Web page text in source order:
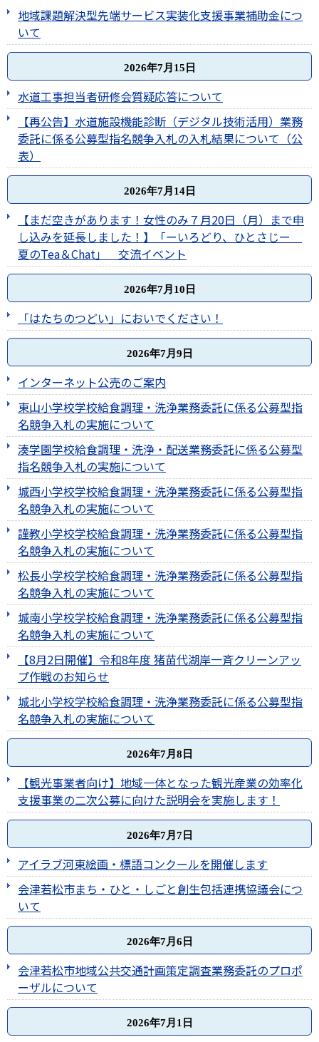
地域課題解決型先端サービス実装化支援事業補助金につ
いて
2026年7月15日
水道工事担当者研修会質疑応答について
【再公告】水道施設機能診断（デジタル技術活用）業務
委託に係る公募型指名競争入札の入札結果について（公
表）
2026年7月14日
【まだ空きがあります！女性のみ７月20日（月）まで申
し込みを延長しました！】「ーいろどり、ひとさじー
夏のTea＆Chat」 交流イベント
2026年7月10日
「はたちのつどい」においでください！
2026年7月9日
インターネット公売のご案内
東山小学校学校給食調理・洗浄業務委託に係る公募型指
名競争入札の実施について
湊学園学校給食調理・洗浄・配送業務委託に係る公募型
指名競争入札の実施について
城西小学校学校給食調理・洗浄業務委託に係る公募型指
名競争入札の実施について
謹教小学校学校給食調理・洗浄業務委託に係る公募型指
名競争入札の実施について
松長小学校学校給食調理・洗浄業務委託に係る公募型指
名競争入札の実施について
城南小学校学校給食調理・洗浄業務委託に係る公募型指
名競争入札の実施について
【8月2日開催】令和8年度 猪苗代湖岸一斉クリーンアッ
プ作戦のお知らせ
城北小学校学校給食調理・洗浄業務委託に係る公募型指
名競争入札の実施について
2026年7月8日
【観光事業者向け】地域一体となった観光産業の効率化
支援事業の二次公募に向けた説明会を実施します！
2026年7月7日
アイラブ河東絵画・標語コンクールを開催します
会津若松市まち・ひと・しごと創生包括連携協議会につ
いて
2026年7月6日
会津若松市地域公共交通計画策定調査業務委託のプロポ
ーザルについて
2026年7月1日